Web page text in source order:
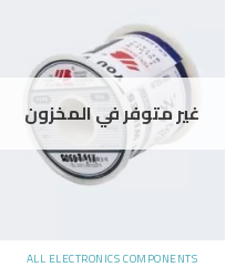
غير متوفر في المخزون
ALL ELECTRONICS COMPONENTS